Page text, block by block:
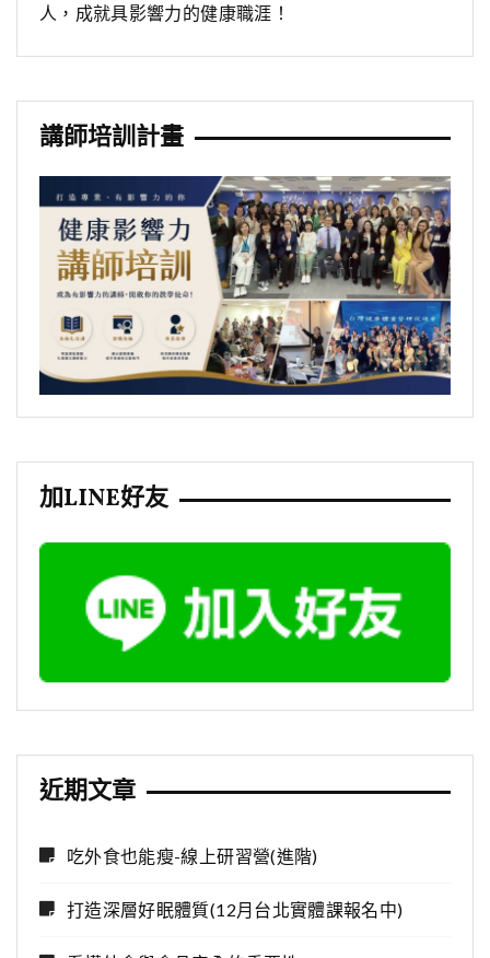
人，成就具影響力的健康職涯！
講師培訓計畫
加LINE好友
近期文章
吃外食也能瘦-線上研習營(進階)
打造深層好眠體質(12月台北實體課報名中)